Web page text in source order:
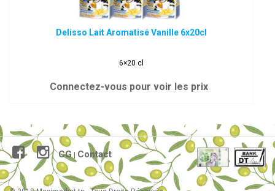
Delisso Lait Aromatisé Vanille 6x20cl
6×20 cl
Connectez-vous pour voir les prix
CG| Contact